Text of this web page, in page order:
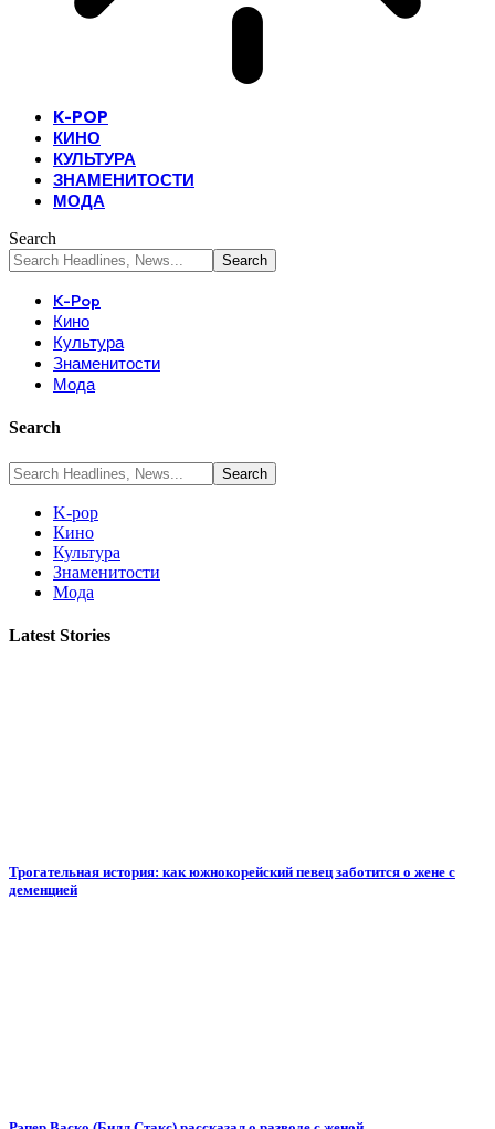
K-POP
КИНО
КУЛЬТУРА
ЗНАМЕНИТОСТИ
МОДА
Search
K-Pop
Кино
Культура
Знаменитости
Мода
Search
K-pop
Кино
Культура
Знаменитости
Мода
Latest Stories
Трогательная история: как южнокорейский певец заботится о жене с
деменцией